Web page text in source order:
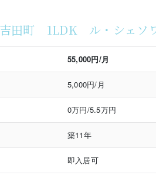
田町 1LDK ル・シェソ
55,000円/月
5,000円/月
0万円/5.5万円
築11年
即入居可